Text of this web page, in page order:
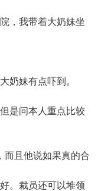
，我带着大奶妹坐
妹有点吓到。
是问本人重点比较
且他说如果真的合
。裁员还可以堆领